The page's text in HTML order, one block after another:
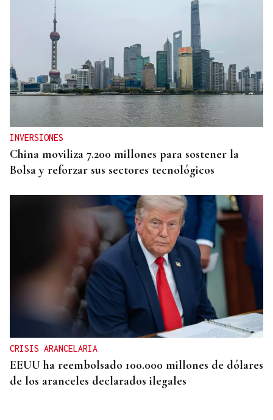
INVERSIONES
China moviliza 7.200 millones para sostener la
Bolsa y reforzar sus sectores tecnológicos
CRISIS ARANCELARIA
EEUU ha reembolsado 100.000 millones de dólares
de los aranceles declarados ilegales